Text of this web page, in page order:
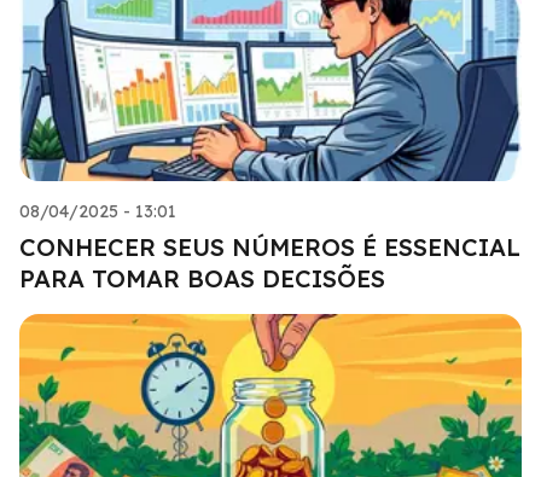
08/04/2025 - 13:01
CONHECER SEUS NÚMEROS É ESSENCIAL
PARA TOMAR BOAS DECISÕES